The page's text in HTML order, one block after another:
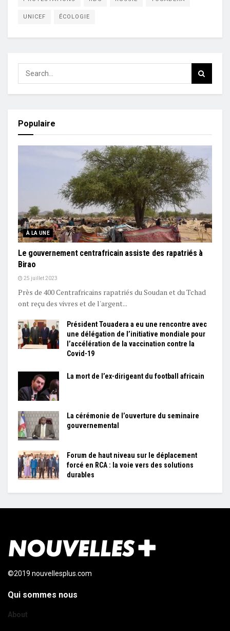
UNICEF ÉCOLOGIE
Populaire
À LA UNE
Le gouvernement centrafricain assiste des rapatriés à
Birao
25 juillet 2023
Près de 400 Centrafricains rapatriés du Soudan et du Tchad
ont reçu des vivres et de l'argent...
Président Touadera a eu une rencontre avec
une délégation de l’initiative mondiale pour
l’accélération de la vaccination contre la
Covid-19
La mort de l’ex-dirigeant du football africain
La cérémonie de l’ouverture du seminaire
gouvernemental
Forum de haut niveau sur le déplacement
forcé en RCA : la voie vers des solutions
durables
©2019 nouvellesplus.com
Qui sommes nous
About